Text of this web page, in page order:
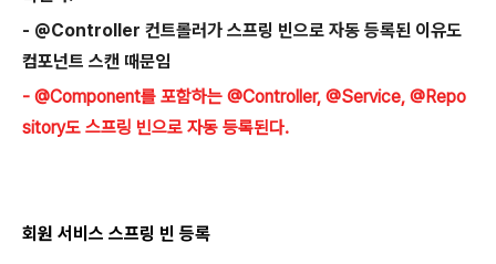
- @Controller 컨트롤러가 스프링 빈으로 자동 등록된 이유도
컴포넌트 스캔 때문임
- @Component를 포함하는 @Controller, @Service, @Repo
sitory도 스프링 빈으로 자동 등록된다.
회원 서비스 스프링 빈 등록